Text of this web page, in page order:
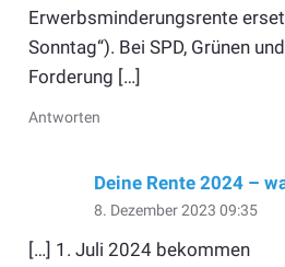
Erwerbsminderungsrente
Sonntag“). Bei SPD, Grünen
Forderung […]
Antworten
Deine Rente 2024 –
8. Dezember 2023 09:35
[…] 1. Juli 2024 bekommen